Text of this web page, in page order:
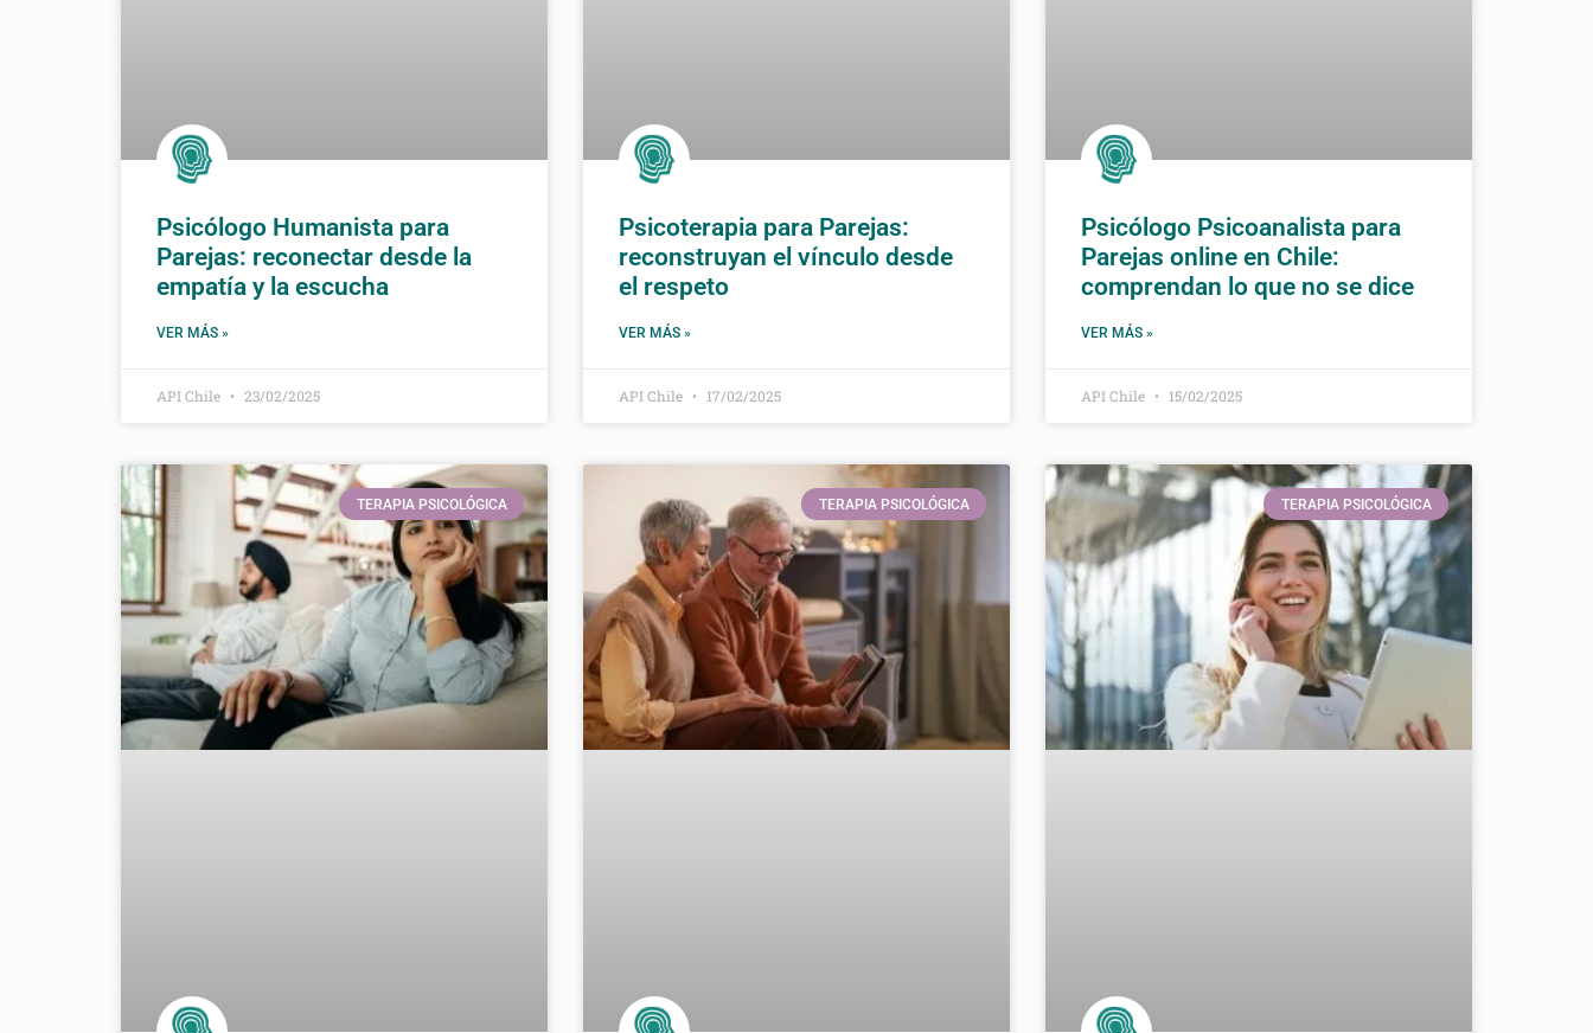
Psicólogo Humanista para
Parejas: reconectar desde la
empatía y la escucha
VER MÁS »
API Chile 23/02/2025
Psicoterapia para Parejas:
reconstruyan el vínculo desde
el respeto
VER MÁS »
API Chile 17/02/2025
Psicólogo Psicoanalista para
Parejas online en Chile:
comprendan lo que no se dice
VER MÁS »
API Chile 15/02/2025
TERAPIA PSICOLÓGICA TERAPIA PSICOLÓGICA TERAPIA PSICOLÓGICA